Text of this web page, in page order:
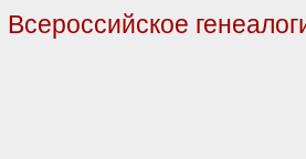
Всероссийское